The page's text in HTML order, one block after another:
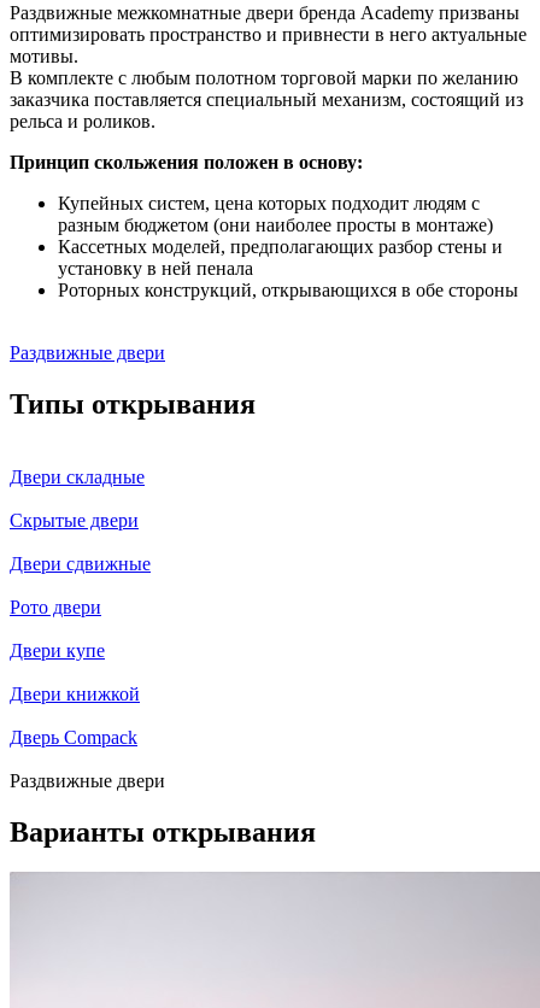
Раздвижные межкомнатные двери бренда Academy призваны
оптимизировать пространство и привнести в него актуальные
мотивы.
В комплекте с любым полотном торговой марки по желанию
заказчика поставляется специальный механизм, состоящий из
рельса и роликов.
Принцип скольжения положен в основу:
Купейных систем, цена которых подходит людям с
разным бюджетом (они наиболее просты в монтаже)
Кассетных моделей, предполагающих разбор стены и
установку в ней пенала
Роторных конструкций, открывающихся в обе стороны
Раздвижные двери
Типы открывания
Двери складные
Скрытые двери
Двери сдвижные
Рото двери
Двери купе
Двери книжкой
Дверь Compack
Раздвижные двери
Варианты открывания